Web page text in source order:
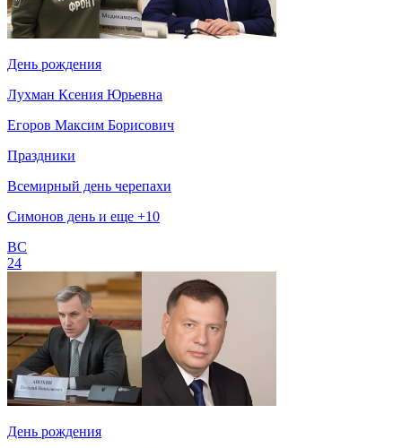
День рождения
Лухман Ксения Юрьевна
Егоров Максим Борисович
Праздники
Всемирный день черепахи
Симонов день и еще +10
ВС
24
День рождения